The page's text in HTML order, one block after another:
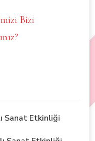
Bizi
Sanat Etkinliği